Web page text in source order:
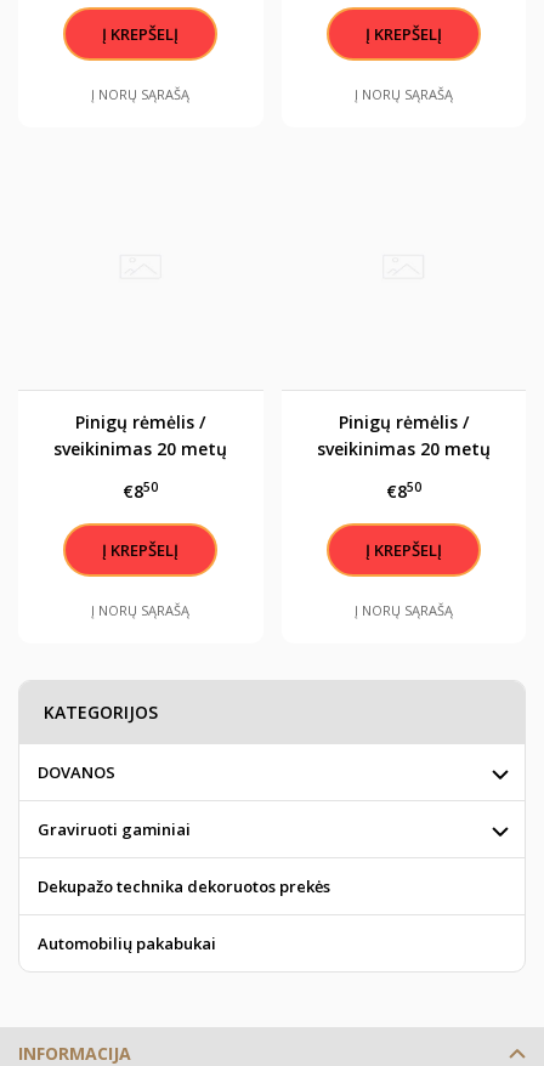
Į NORŲ SĄRAŠĄ Į NORŲ SĄRAŠĄ
Pinigų rėmėlis /
sveikinimas 20 metų
€850
Į NORŲ SĄRAŠĄ
Pinigų rėmėlis /
sveikinimas 20 metų
€850
Į NORŲ SĄRAŠĄ
KATEGORIJOS
DOVANOS
Graviruoti gaminiai
Dekupažo technika dekoruotos prekės
Automobilių pakabukai
INFORMACIJA